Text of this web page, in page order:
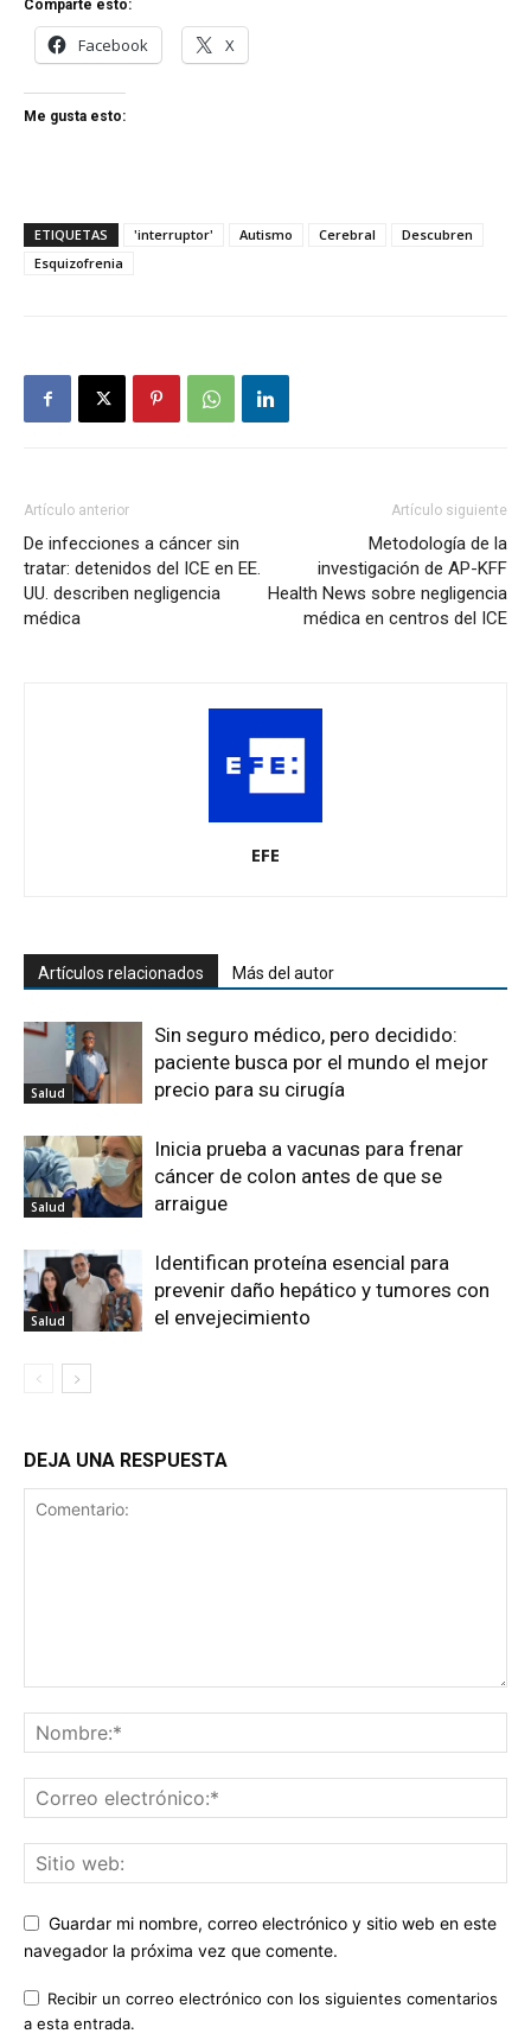
Comparte esto:
Facebook X
Me gusta esto:
ETIQUETAS 'interruptor' Autismo Cerebral
Descubren
Esquizofrenia
Artículo anterior
De infecciones a cáncer sin
tratar: detenidos del ICE en EE.
UU. describen negligencia
médica
Artículo siguiente
Metodología de la
investigación de AP-KFF
Health News sobre negligencia
médica en centros del ICE
EFE
Artículos relacionados Más del autor
Salud
Sin seguro médico, pero decidido:
paciente busca por el mundo el mejor
precio para su cirugía
Salud
Inicia prueba a vacunas para frenar
cáncer de colon antes de que se
arraigue
Salud
Identifican proteína esencial para
prevenir daño hepático y tumores con
el envejecimiento
DEJA UNA RESPUESTA
Guardar mi nombre, correo electrónico y sitio web en este
navegador la próxima vez que comente.
Recibir un correo electrónico con los siguientes comentarios
a esta entrada.